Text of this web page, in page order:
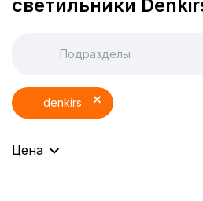
светильники
Подразделы
denkirs
Цена